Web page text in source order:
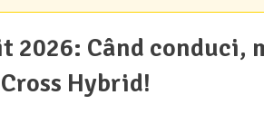
2026: Când conduci,
Hybrid!